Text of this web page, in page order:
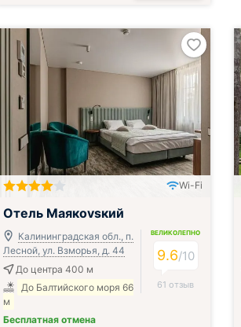
Включён завтрак и ужин или обед
Wi-Fi
Отель Маякоvsкий
Калининградская обл., п.
Лесной, ул. Взморья, д. 44
До центра 400 м
До Балтийского моря 66
м
Бесплатная отмена
ВЕЛИКОЛЕПНО
9.6/10
61 отзыв